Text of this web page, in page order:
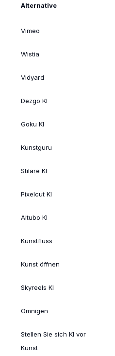
Alternative
Vimeo
Wistia
Vidyard
Dezgo KI
Goku KI
Kunstguru
Stilare KI
Pixelcut KI
Aitubo KI
Kunstfluss
Kunst öffnen
Skyreels KI
Omnigen
Stellen Sie sich KI vor
Kunst